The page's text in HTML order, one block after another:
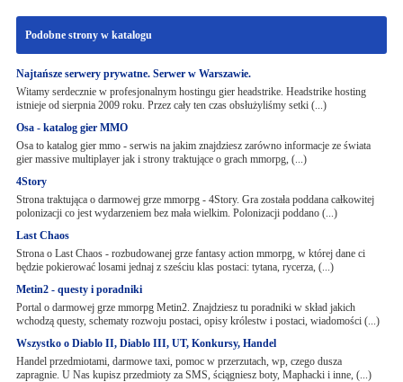
Podobne strony w katalogu
Najtańsze serwery prywatne. Serwer w Warszawie.
Witamy serdecznie w profesjonalnym hostingu gier headstrike. Headstrike hosting
istnieje od sierpnia 2009 roku. Przez cały ten czas obsłużyliśmy setki (...)
Osa - katalog gier MMO
Osa to katalog gier mmo - serwis na jakim znajdziesz zarówno informacje ze świata
gier massive multiplayer jak i strony traktujące o grach mmorpg, (...)
4Story
Strona traktująca o darmowej grze mmorpg - 4Story. Gra została poddana całkowitej
polonizacji co jest wydarzeniem bez mała wielkim. Polonizacji poddano (...)
Last Chaos
Strona o Last Chaos - rozbudowanej grze fantasy action mmorpg, w której dane ci
będzie pokierować losami jednaj z sześciu klas postaci: tytana, rycerza, (...)
Metin2 - questy i poradniki
Portal o darmowej grze mmorpg Metin2. Znajdziesz tu poradniki w skład jakich
wchodzą questy, schematy rozwoju postaci, opisy królestw i postaci, wiadomości (...)
Wszystko o Diablo II, Diablo III, UT, Konkursy, Handel
Handel przedmiotami, darmowe taxi, pomoc w przerzutach, wp, czego dusza
zapragnie. U Nas kupisz przedmioty za SMS, ściągniesz boty, Maphacki i inne, (...)